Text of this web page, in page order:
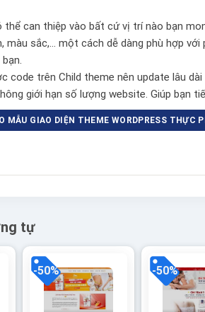
thể can thiệp vào bất cứ vị trí nào bạn
màu sắc,… một cách dễ dàng phù hợp
code trên Child theme nên update lâu
giới hạn số lượng website. Giúp bạn
MẪU GIAO DIỆN THEME WORDPRESS THỰC
tự
-50% -50%